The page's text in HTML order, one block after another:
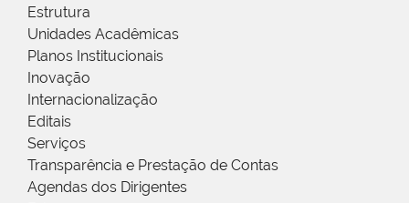
Estrutura
Unidades Acadêmicas
Planos Institucionais
Inovação
Internacionalização
Editais
Serviços
Transparência e Prestação de Contas
Agendas dos Dirigentes